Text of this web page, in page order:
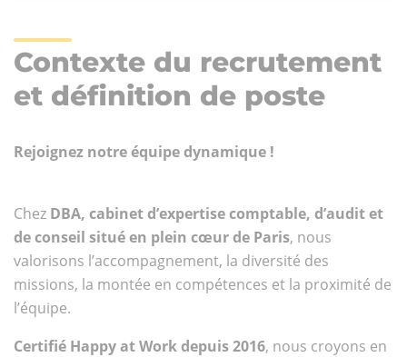
Contexte du recrutement
et définition de poste
Rejoignez notre équipe dynamique !
Chez DBA, cabinet d’expertise comptable, d’audit et
de conseil situé en plein cœur de Paris, nous
valorisons l’accompagnement, la diversité des
missions, la montée en compétences et la proximité de
l’équipe.
Certifié Happy at Work depuis 2016, nous croyons en